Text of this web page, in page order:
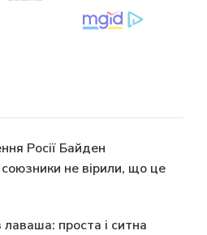
Росії Байден
союзники не вірили, що це
проста і ситна